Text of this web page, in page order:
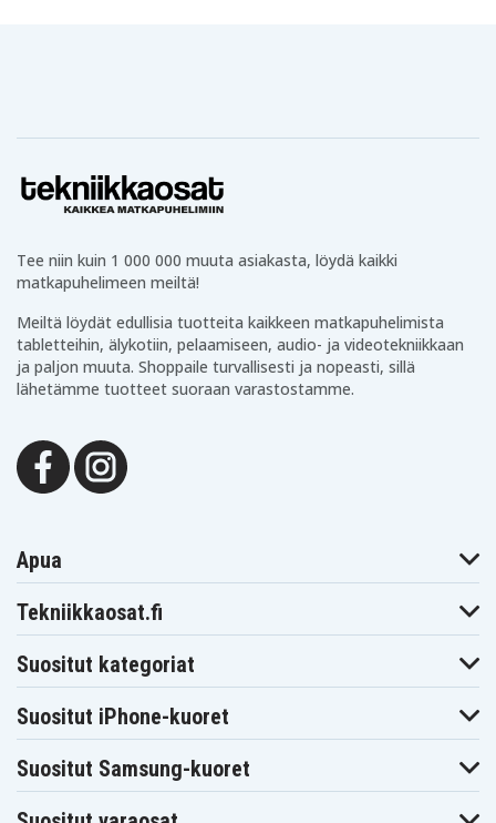
Tee niin kuin 1 000 000 muuta asiakasta, löydä kaikki
matkapuhelimeen meiltä!
Meiltä löydät edullisia tuotteita kaikkeen matkapuhelimista
tabletteihin, älykotiin, pelaamiseen, audio- ja videotekniikkaan
ja paljon muuta. Shoppaile turvallisesti ja nopeasti, sillä
lähetämme tuotteet suoraan varastostamme.
Apua
Tekniikkaosat.fi
Suositut kategoriat
Suositut iPhone-kuoret
Suositut Samsung-kuoret